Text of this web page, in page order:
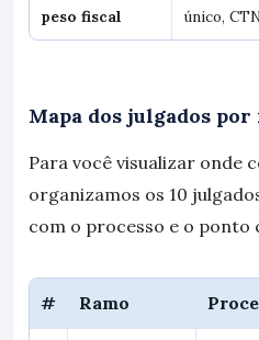
peso fiscal
único,
Mapa dos julgados por
Para você visualizar onde
organizamos os 10
com o processo e o ponto
# Ramo